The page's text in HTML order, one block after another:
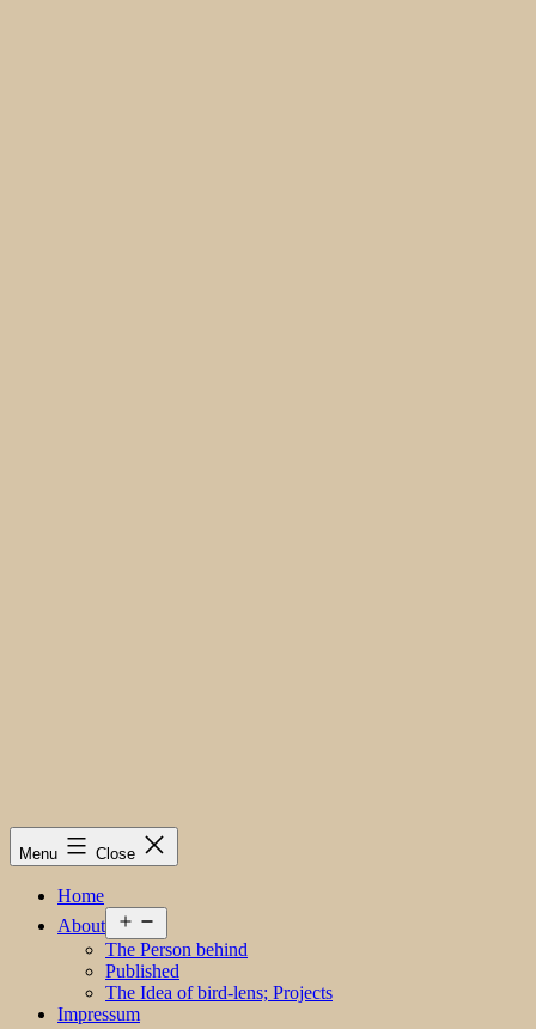
Menu Close
Home
About
menu
The Person behind
Published
The Idea of bird-lens; Projects
Impressum